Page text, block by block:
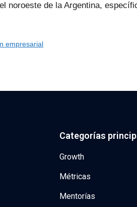
noroeste de la Argentina,
empresarial
Categorías
Growth
Métricas
Mentorías